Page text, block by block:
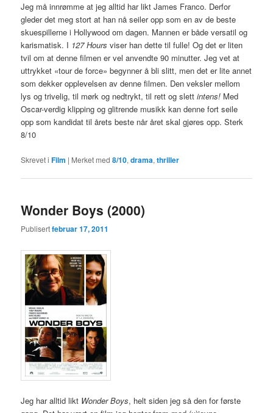
Jeg må innrømme at jeg alltid har likt James Franco. Derfor
gleder det meg stort at han nå seiler opp som en av de beste
skuespillerne i Hollywood om dagen. Mannen er både versatil og
karismatisk. I 127 Hours viser han dette til fulle! Og det er liten
tvil om at denne filmen er vel anvendte 90 minutter. Jeg vet at
uttrykket «tour de force» begynner å bli slitt, men det er lite annet
som dekker opplevelsen av denne filmen. Den veksler mellom
lys og trivelig, til mørk og nedtrykt, til rett og slettintens! Med
Oscar-verdig klipping og glitrende musikk kan denne fort seile
opp som kandidat til årets beste når året skal gjøres opp. Sterk
8/10
Skrevet i Film | Merket med 8/10,drama,thriller
Wonder Boys (2000)
Publisertfebruar 17, 2011
Jeg har alltid likt Wonder Boys, helt siden jeg så den for første